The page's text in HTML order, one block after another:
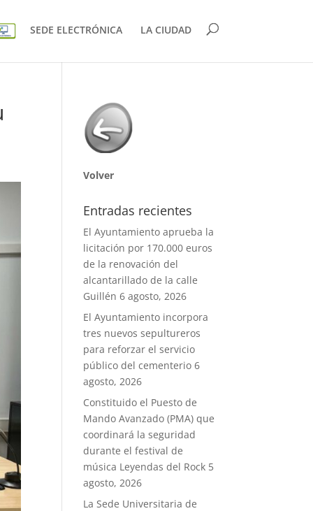
SEDE ELECTRÓNICA LA CIUDAD
Volver
Entradas recientes
El Ayuntamiento aprueba la
licitación por 170.000 euros
de la renovación del
alcantarillado de la calle
Guillén 6 agosto, 2026
El Ayuntamiento incorpora
tres nuevos sepultureros
para reforzar el servicio
público del cementerio 6
agosto, 2026
Constituido el Puesto de
Mando Avanzado (PMA) que
coordinará la seguridad
durante el festival de
música Leyendas del Rock 5
agosto, 2026
La Sede Universitaria de